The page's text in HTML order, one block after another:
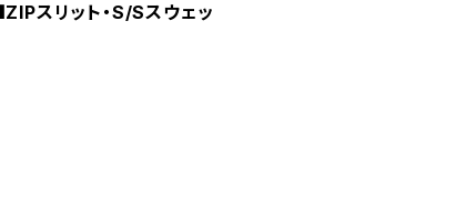
スリット・S/Sスウェッ